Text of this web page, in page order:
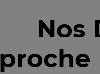
Nos
proche